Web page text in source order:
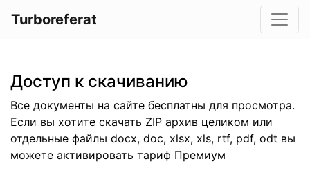
Turboreferat
Доступ к скачиванию
Все документы на сайте бесплатны для просмотра.
Если вы хотите скачать ZIP архив целиком или
отдельные файлы docx, doc, xlsx, xls, rtf, pdf, odt вы
можете активировать тариф Премиум